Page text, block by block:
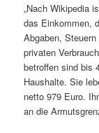
„Nach Wikipedia
das Einkommen,
Abgaben,
privaten
betroffen sind bis
Haushalte. Sie
netto 979 Euro.
an die